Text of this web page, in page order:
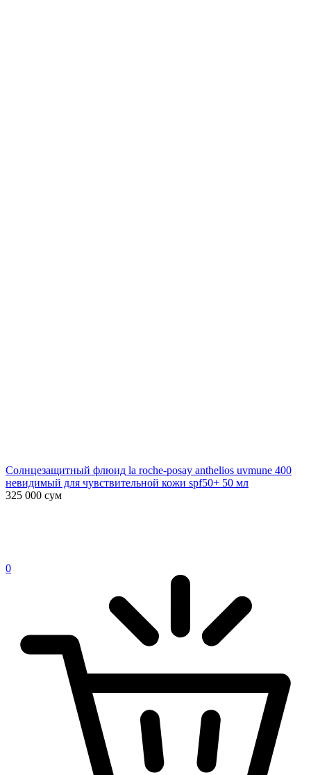
Солнцезащитный флюид la roche-posay anthelios uvmune 400
невидимый для чувствительной кожи spf50+ 50 мл
325 000 сум
0